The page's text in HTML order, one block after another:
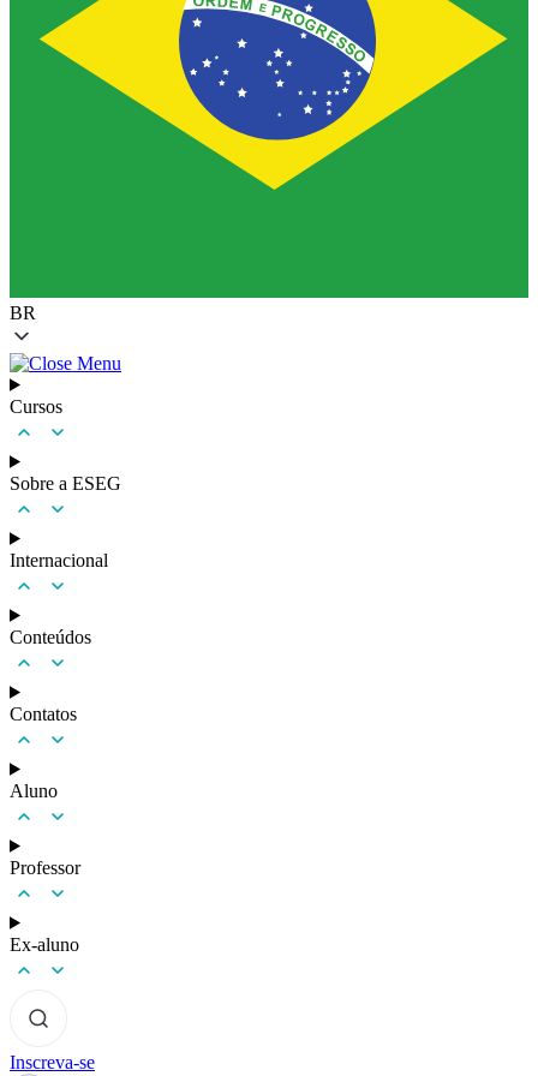
BR
Cursos
Sobre a ESEG
Internacional
Conteúdos
Contatos
Aluno
Professor
Ex-aluno
Inscreva-se